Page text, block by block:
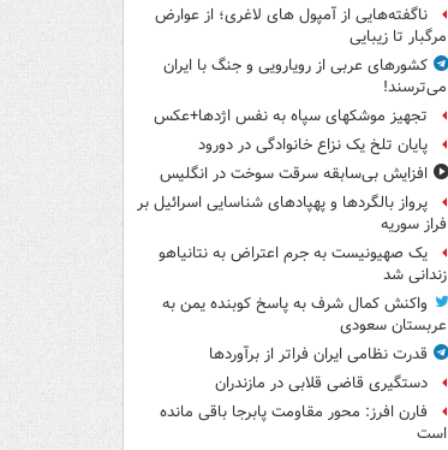
ناگفته‌هایی از آمپول های لاغری؛ از عوارض
مرگبار تا زیبایی
کشورهای عربی از رویارویی و جنگ با ایران
می‌ترسند!
تجهیز موشکهای سپاه به نفس اژدها+عکس
پایان تلخ یک نزاع خانوادگی در دورود
افزایش بی‌سابقه سرقت سوخت در انگلیس
پرواز بالگردها و پهپادهای شناسایی اسرائیل بر
فراز سوریه
یک صهیونیست به جرم اعتراض به نتانیاهو
زندانی شد
واکنش کمال شرف به پاسخ کوبنده یمن به
عربستان سعودی
قدرت نظامی ایران فراتر از برآوردها
دستگیری قاضی قلابی در مازندران
فارن افرز: محور مقاومت پابرجا باقی مانده
است